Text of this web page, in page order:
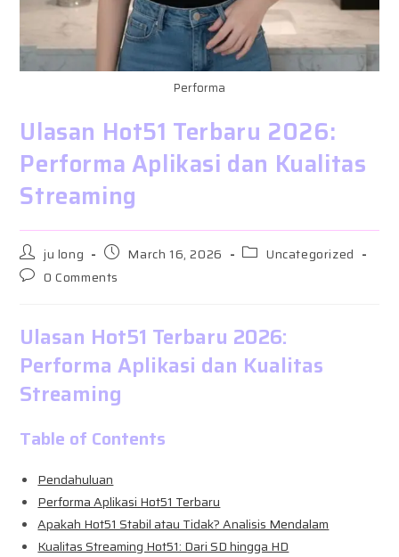
Performa
Ulasan Hot51 Terbaru 2026:
Performa Aplikasi dan Kualitas
Streaming
Post
author:
ju long
PostMarch 16, 2026
PostUncategorized
Post0 Comments
Ulasan Hot51 Terbaru 2026:
Performa Aplikasi dan Kualitas
Streaming
Table of Contents
Pendahuluan
Performa Aplikasi Hot51 Terbaru
Apakah Hot51 Stabil atau Tidak? Analisis Mendalam
Kualitas Streaming Hot51: Dari SD hingga HD